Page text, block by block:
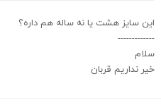
این سایز هشت یا نه ساله هم داره؟
-------------
سلام
خیر نداریم قربان